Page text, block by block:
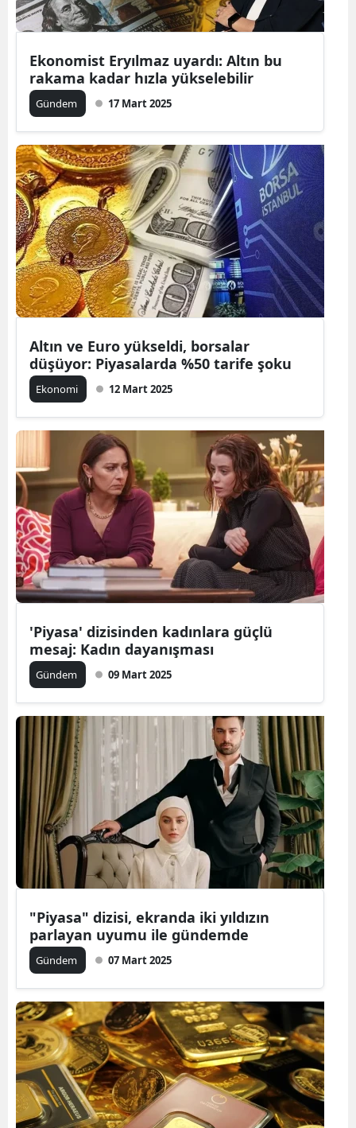
Ekonomist Eryılmaz uyardı: Altın bu
rakama kadar hızla yükselebilir
Gündem 17 Mart 2025
Altın ve Euro yükseldi, borsalar
düşüyor: Piyasalarda %50 tarife şoku
Ekonomi 12 Mart 2025
'Piyasa' dizisinden kadınlara güçlü
mesaj: Kadın dayanışması
Gündem 09 Mart 2025
"Piyasa" dizisi, ekranda iki yıldızın
parlayan uyumu ile gündemde
Gündem 07 Mart 2025